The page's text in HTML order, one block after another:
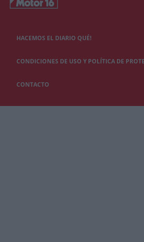
HACEMOS EL DIARIO QUÉ!
CONDICIONES DE USO Y POLÍTICA DE
CONTACTO